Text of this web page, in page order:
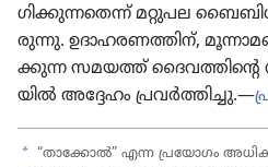
ഗി​ക്കു​ന്ന​തെന്ന്‌ മറ്റുപല
രു​ന്നു. ഉദാഹ​ര​ണ​ത്തിന്‌,
ക്കു​ന്ന സമയത്ത്‌ ദൈവ​ത്തി​ന്റെ
യിൽ അദ്ദേഹം പ്രവർത്തി​ച്ചു.—
a “താക്കോൽ” എന്ന പ്രയോ​ഗം